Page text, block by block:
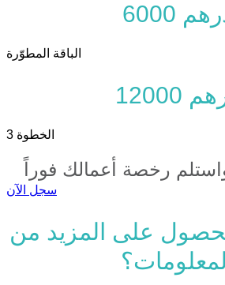
درهم
الباقة المطوّرة
درهم
الخطوة 3
سجل الآن
على المزيد من
المعلومات؟